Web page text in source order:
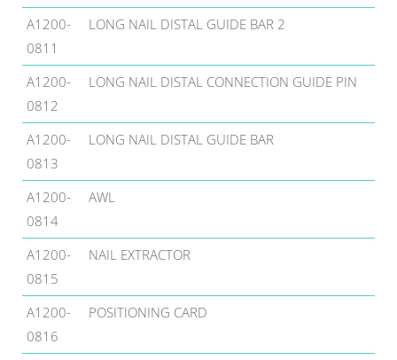
A1200-
0811
LONG NAIL DISTAL GUIDE BAR 2
A1200-
0812
LONG NAIL DISTAL CONNECTION GUIDE PIN
A1200-
0813
LONG NAIL DISTAL GUIDE BAR
A1200-
0814
AWL
A1200-
0815
NAIL EXTRACTOR
A1200-
0816
POSITIONING CARD